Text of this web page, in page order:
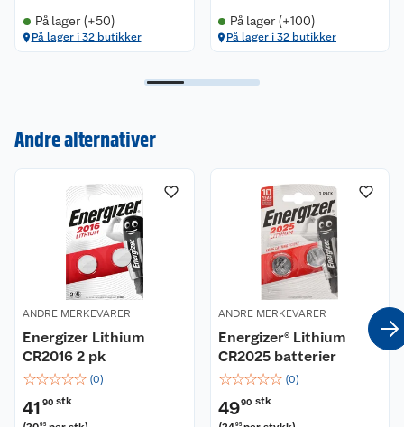
På lager (+50)
På lager i 32 butikker
På lager (+100)
På lager i 32 butikker
Andre alternativer
ANDRE MERKEVARER
Energizer Lithium
CR2016 2 pk
☆☆☆☆☆ (0)
41 90 stk
95
ANDRE MERKEVARER
Energizer® Lithium
CR2025 batterier
☆☆☆☆☆ (0)
4990 stk
95
Om oss
Våre butikker
Våre merkevarer
Coop kjeder
Ledige stillinger
Bærekraft
Kontakt oss
Angre- og returrett
Reklamasjon og garanti
Ofte stilte spørsmål
Betalingsalternativer
Leveringsalternativer
Pakkesporing
Åpent kjøp
Coop medlem